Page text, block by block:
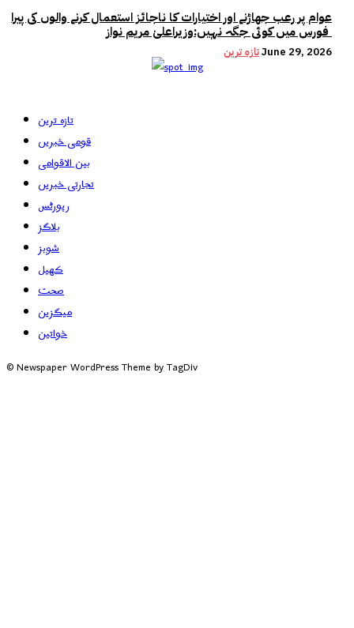
عوام پر رعب جھاڑنے اور اختیارات کا ناجائز استعمال کرنے والوں کی پیرا
تازہ ترینJune 29, 2026
تازہ ترین
قومی خبریں
بین الاقوامی
تجارتی خبریں
رپورٹس
بلاگز
شوبز
کھیل
صحت
میگزین
خواتین
© Newspaper WordPress Theme by TagDiv